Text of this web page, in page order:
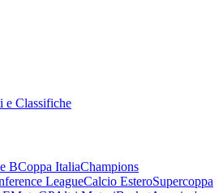
e Classifiche
BCoppa ItaliaChampions
LeagueCalcio EsteroSupercoppa